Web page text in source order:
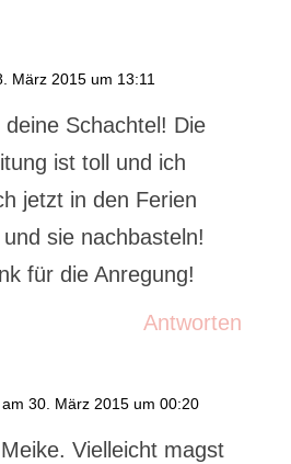
März 2015 um 13:11
Schachtel! Die
ist toll und ich
jetzt in den Ferien
sie nachbasteln!
für die Anregung!
Antworten
am 30. März 2015 um 00:20
Vielleicht magst